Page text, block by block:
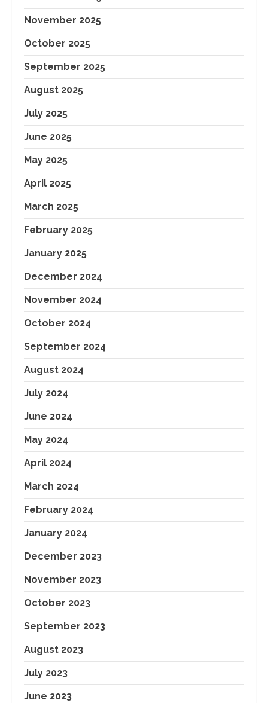
November 2025
October 2025
September 2025
August 2025
July 2025
June 2025
May 2025
April 2025
March 2025
February 2025
January 2025
December 2024
November 2024
October 2024
September 2024
August 2024
July 2024
June 2024
May 2024
April 2024
March 2024
February 2024
January 2024
December 2023
November 2023
October 2023
September 2023
August 2023
July 2023
June 2023